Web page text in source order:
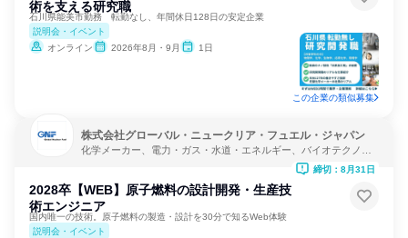
術を支える研究職
石川県能美市勤務 転勤なし、年間休日128日の安定企業
説明会・イベント
オンライン
2026年8月・9月 1日
この企業の類似募集
株式会社グローバル・ニュークリア・フュエル・ジャパン
化学メーカー、電力・ガス・水道・エネルギー、バイオテクノロ
2028卒【WEB】原子燃料の設計開発・生産技
術エンジニア
国内唯一の技術。原子燃料の製造・設計を30分で知るWeb体験
説明会・イベント
締切：8月31日